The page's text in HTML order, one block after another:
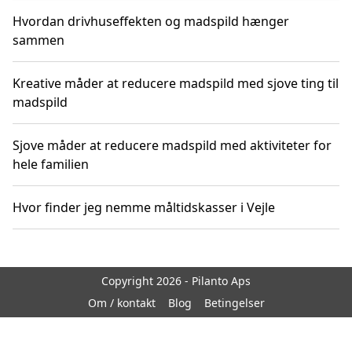
Hvordan drivhuseffekten og madspild hænger
sammen
Kreative måder at reducere madspild med sjove ting til
madspild
Sjove måder at reducere madspild med aktiviteter for
hele familien
Hvor finder jeg nemme måltidskasser i Vejle
Copyright 2026 - Pilanto Aps
Om / kontakt
Blog Betingelser